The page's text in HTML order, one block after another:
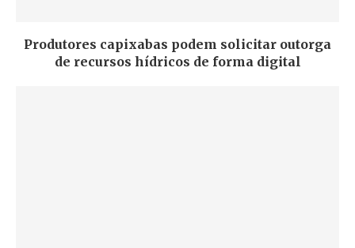
Produtores capixabas podem solicitar outorga
de recursos hídricos de forma digital